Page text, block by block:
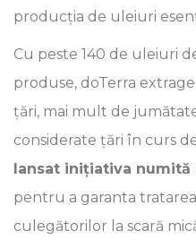
producția de uleiuri
Cu peste 140 de uleiuri
produse, doTerra
țări, mai mult de
considerate țări în curs
lansat inițiativa numită
pentru a garanta
culegătorilor la scară